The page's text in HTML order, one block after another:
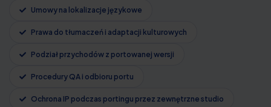
Umowy na lokalizacje językowe
Prawa do tłumaczeń i adaptacji kulturowych
Podział przychodów z portowanej wersji
Procedury QA i odbioru portu
Ochrona IP podczas portingu przez zewnętrzne studio